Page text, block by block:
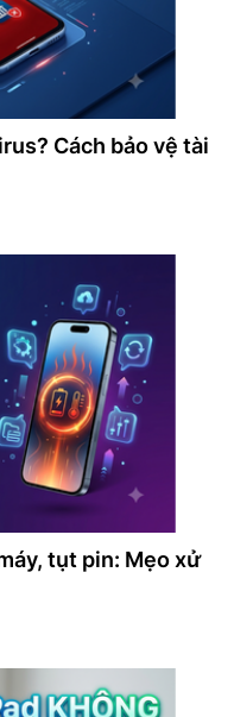
Cách bảo vệ tài
tụt pin: Mẹo xử